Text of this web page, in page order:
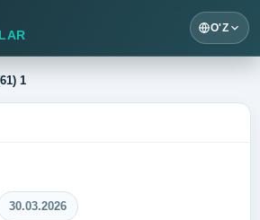
O'Z
1
30.03.2026